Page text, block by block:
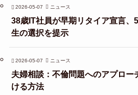
2026-05-07 ニュース
38歳IT社員が早期リタイア宣言、
生の選択を提示
2026-05-07 ニュース
夫婦相談：不倫問題へのアプロー
ける方法